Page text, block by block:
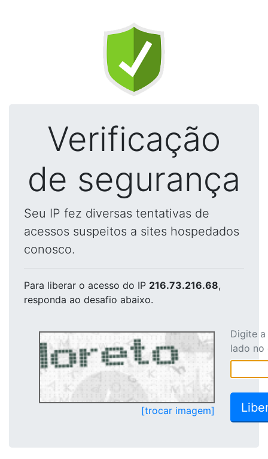
Verificação
de segurança
Seu IP fez diversas tentativas de
acessos suspeitos a sites hospedados
conosco.
Para liberar o acesso do IP 216.73.216.68,
responda ao desafio abaixo.
[trocar imagem]
Digite
lado no